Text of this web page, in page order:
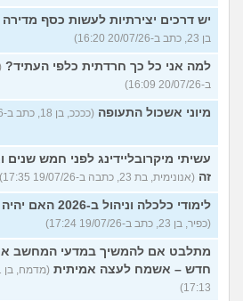
יש דרכים יצירתיות לעשות כסף
בן 23, כתב ב-20/07/26 16:20)
למה אני כל כך חרדתית כלפי העתיד?
ב-20/07/26 16:09)
מיוני אשכול התעופה (ככככ, בן 18, כתב ב-20/07/26 16:00)
עשיתי מיקרובליידינג לפני חמש
זה (אנונימית, בת 23, כתבה ב-19/07/26 17:35)
לימודי כלכלה וניהול ב-2026 האם יהיה לי עתיד בזה?
(כפיר, בן 23, כתב ב-19/07/26 17:24)
מתלבט אם להמשיך במדעי המחשב
חדש – אשמח לעצה אמיתית
17:13)